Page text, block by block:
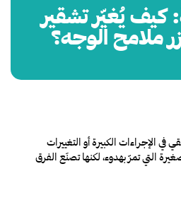
كيف يُغيّر تشقير
ملامح الوجه؟
في الإجراءات الكبيرة أو التغييرات
التي تمرّ بهدوء، لكنها تصنَع الفرق